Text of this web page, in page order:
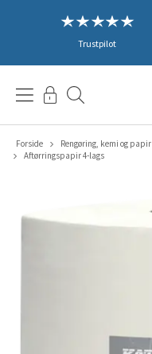
Trustpilot
Forside Rengøring, kemi og papir
Aftørringspapir 4-lags